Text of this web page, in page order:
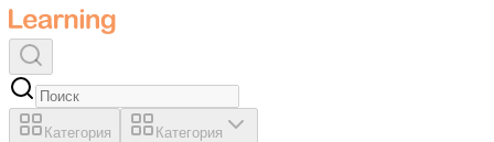
Категория Категория